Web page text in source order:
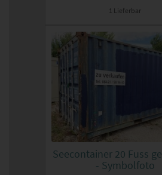
1 Lieferbar
Seecontainer 20 Fuss
- Symbolfoto